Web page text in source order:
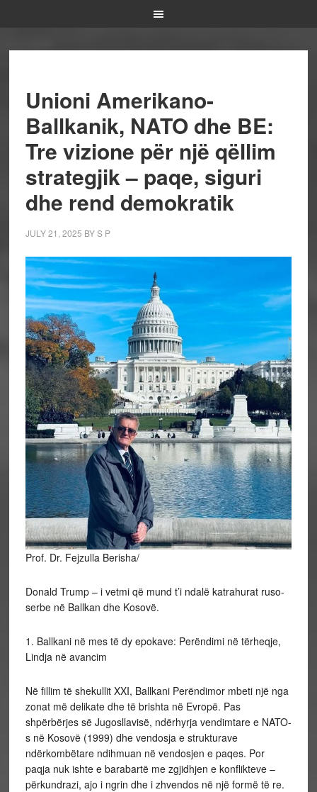
Unioni Amerikano-
Ballkanik, NATO dhe BE:
Tre vizione për një qëllim
strategjik – paqe, siguri
dhe rend demokratik
JULY 21, 2025 BYS P
Prof. Dr. Fejzulla Berisha/
Donald Trump – i vetmi që mund t’i ndalë katrahurat ruso-
serbe në Ballkan dhe Kosovë.
1. Ballkani në mes të dy epokave: Perëndimi në tërheqje,
Lindja në avancim
Në fillim të shekullit XXI, Ballkani Perëndimor mbeti një nga
zonat më delikate dhe të brishta në Evropë. Pas
shpërbërjes së Jugosllavisë, ndërhyrja vendimtare e NATO-
s në Kosovë (1999) dhe vendosja e strukturave
ndërkombëtare ndihmuan në vendosjen e paqes. Por
paqja nuk ishte e barabartë me zgjidhjen e konflikteve –
përkundrazi, ajo i ngrin dhe i zhvendos në një formë të re.